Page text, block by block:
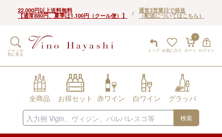
22,000円以上送料無料
【通常880円、夏季は1,100円（クール便）】 / 通常3営業日で発送
（配送についてはこちら）
トップ お気に入り
0
カート ログイン
ジャンル
別に見る
全商品 お得セット 赤ワイン 白ワイン グラッパ
検索